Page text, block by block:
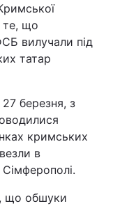
те, що
вилучали під
татар
березня, з
кримських
в
що обшуки